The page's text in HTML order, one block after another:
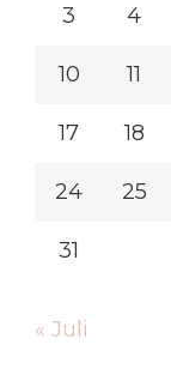
3 4
10 11
17 18
24 25
31
« Juli